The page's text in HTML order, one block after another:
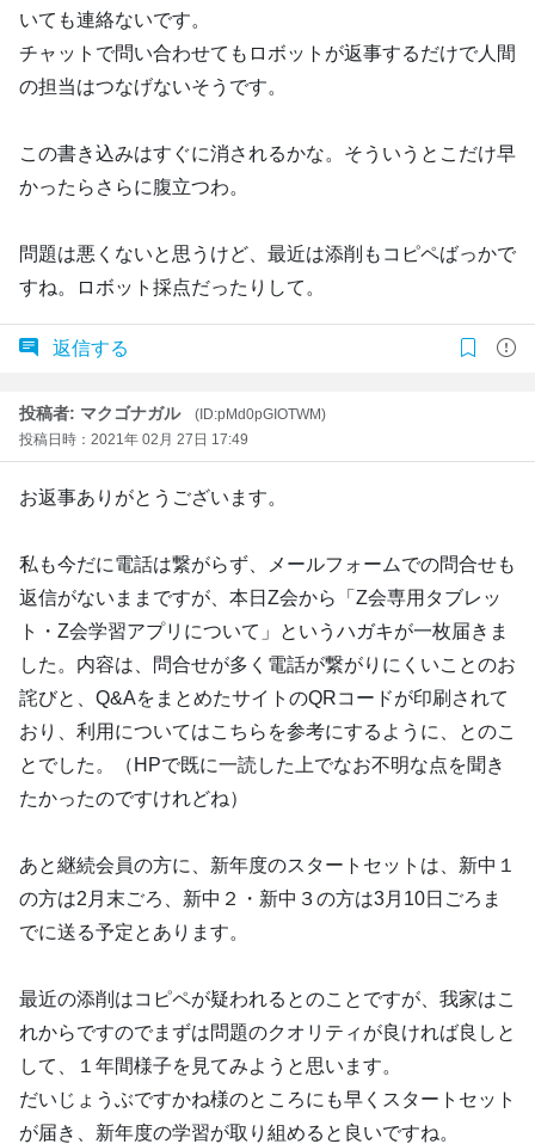
いても連絡ないです。
チャットで問い合わせてもロボットが返事するだけで人間
の担当はつなげないそうです。
この書き込みはすぐに消されるかな。そういうとこだけ早
かったらさらに腹立つわ。
問題は悪くないと思うけど、最近は添削もコピペばっかで
すね。ロボット採点だったりして。
返信する
投稿者: マクゴナガル
(ID:pMd0pGIOTWM)
投稿日時：2021年 02月 27日 17:49
お返事ありがとうございます。
私も今だに電話は繋がらず、メールフォームでの問合せも
返信がないままですが、本日Z会から「Z会専用タブレッ
ト・Z会学習アプリについて」というハガキが一枚届きま
した。内容は、問合せが多く電話が繋がりにくいことのお
詫びと、Q&AをまとめたサイトのQRコードが印刷されて
おり、利用についてはこちらを参考にするように、とのこ
とでした。（HPで既に一読した上でなお不明な点を聞き
たかったのですけれどね）
あと継続会員の方に、新年度のスタートセットは、新中１
の方は2月末ごろ、新中２・新中３の方は3月10日ごろま
でに送る予定とあります。
最近の添削はコピペが疑われるとのことですが、我家はこ
れからですのでまずは問題のクオリティが良ければ良しと
して、１年間様子を見てみようと思います。
だいじょうぶですかね様のところにも早くスタートセット
が届き、新年度の学習が取り組めると良いですね。